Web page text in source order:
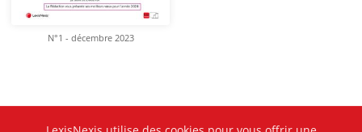
N°1 - décembre 2023